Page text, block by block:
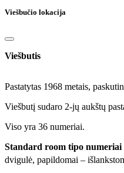
Viešbučio lokacija
Viešbutis
Pastatytas 1968 metais,
Viešbutį sudaro 2-jų aukštų
Viso yra 36 numeriai.
Standard room tipo numeriai
dvigulė, papildomai –